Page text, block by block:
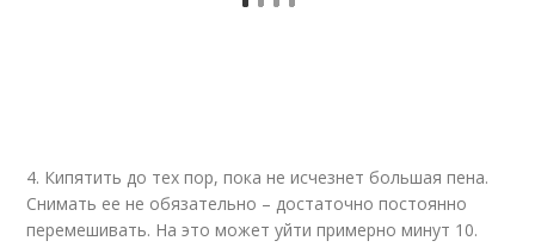
4. Кипятить до тех пор, пока не исчезнет большая пена.
Снимать ее не обязательно – достаточно постоянно
перемешивать. На это может уйти примерно минут 10.